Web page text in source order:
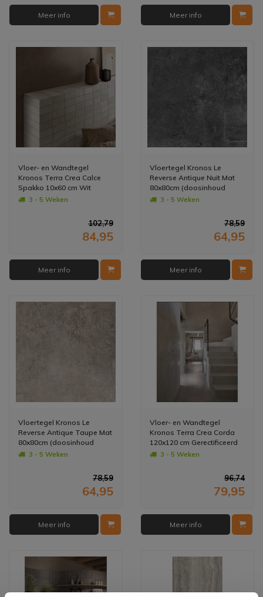
Meer info Meer info
Vloer- en Wandtegel
Kronos Terra Crea Calce
Spakko 10x60 cm Wit
(Doosinhoud: 1.08 m2)
3 - 5 Weken
102,79
84,95
Meer info
Vloertegel Kronos Le
Reverse Antique Nuit Mat
80x80cm (doosinhoud
1.28m2) (prijs per m2)
3 - 5 Weken
78,59
64,95
Meer info
Vloertegel Kronos Le
Reverse Antique Taupe Mat
80x80cm (doosinhoud
1.28m2) (prijs per m2)
3 - 5 Weken
78,59
64,95
Meer info
Vloer- en Wandtegel
Kronos Terra Crea Corda
120x120 cm Gerectificeerd
Grijs (Prijs/m2 -
3 - 5 Weken
96,74
79,95
Meer info